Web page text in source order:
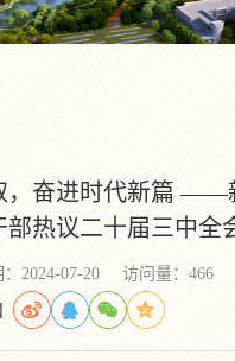
，奋进时代新篇 ——
部热议二十届三中全
：2024-07-20 访问量： 466